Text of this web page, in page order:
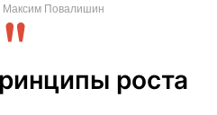
Максим Повалишин
роста